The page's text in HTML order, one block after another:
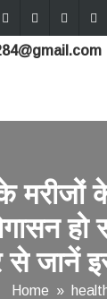
से जानें
Home »